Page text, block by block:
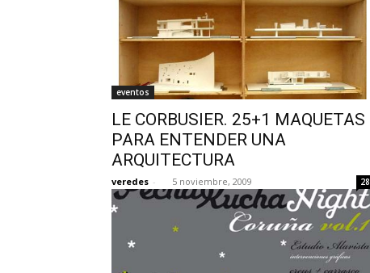
eventos
LE CORBUSIER. 25+1 MAQUETAS
PARA ENTENDER UNA
ARQUITECTURA
veredes - 5 noviembre, 2009 28